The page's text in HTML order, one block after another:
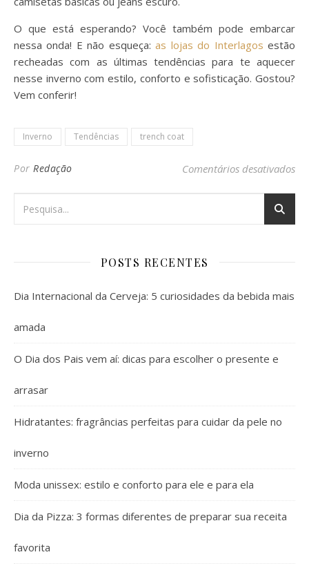
O que está esperando? Você também pode embarcar
nessa onda! E não esqueça:as lojas do Interlagos estão
recheadas com as últimas tendências para te aquecer
nesse inverno com estilo, conforto e sofisticação. Gostou?
Vem conferir!
Inverno Tendências trench coat
Por Redação Comentários desativados
POSTS RECENTES
Dia Internacional da Cerveja: 5 curiosidades da bebida mais
amada
O Dia dos Pais vem aí: dicas para escolher o presente e
arrasar
Hidratantes: fragrâncias perfeitas para cuidar da pele no
inverno
Moda unissex: estilo e conforto para ele e para ela
Dia da Pizza: 3 formas diferentes de preparar sua receita
favorita